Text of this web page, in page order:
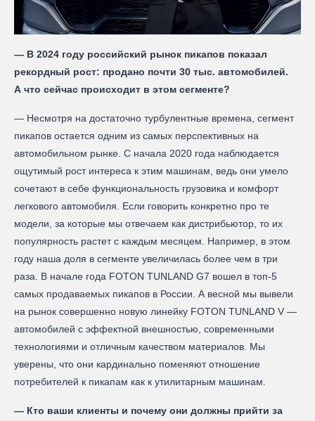
— В 2024 году российский рынок пикапов показал
рекордный рост: продано почти 30 тыс. автомобилей.
А что сейчас происходит в этом сегменте?
— Несмотря на достаточно турбулентные времена, сегмент
пикапов остается одним из самых перспективных на
автомобильном рынке. С начала 2020 года наблюдается
ощутимый рост интереса к этим машинам, ведь они умело
сочетают в себе функциональность грузовика и комфорт
легкового автомобиля. Если говорить конкретно про те
модели, за которые мы отвечаем как дистрибьютор, то их
популярность растет с каждым месяцем. Например, в этом
году наша доля в сегменте увеличилась более чем в три
раза. В начале года FOTON TUNLAND G7 вошел в топ-5
самых продаваемых пикапов в России. А весной мы вывели
на рынок совершенно новую линейку FOTON TUNLAND V —
автомобилей с эффектной внешностью, современными
технологиями и отличным качеством материалов. Мы
уверены, что они кардинально поменяют отношение
потребителей к пикапам как к утилитарным машинам.
— Кто ваши клиенты и почему они должны прийти за